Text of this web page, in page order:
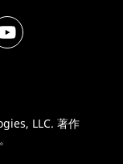
LLC. 著作